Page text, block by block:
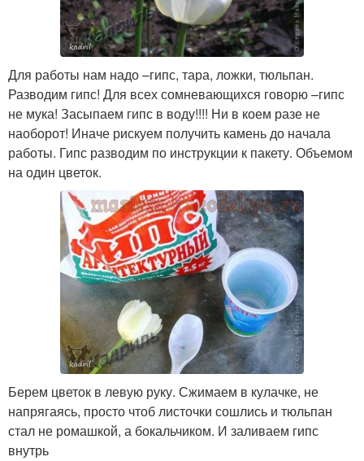
Для работы нам надо –гипс, тара, ложки, тюльпан.
Разводим гипс! Для всех сомневающихся говорю –гипс
не мука! Засыпаем гипс в воду!!!! Ни в коем разе не
наоборот! Иначе рискуем получить камень до начала
работы. Гипс разводим по инструкции к пакету. Объемом
на один цветок.
Берем цветок в левую руку. Сжимаем в кулачке, не
напрягаясь, просто чтоб листочки сошлись и тюльпан
стал не ромашкой, а бокальчиком. И заливаем гипс
внутрь